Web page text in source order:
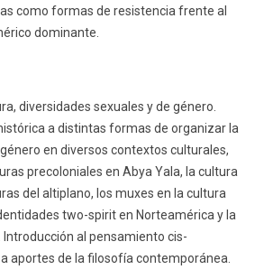
como formas de resistencia frente al
dominante.
diversidades sexuales y de género.
a distintas formas de organizar la
en diversos contextos culturales,
precoloniales en Abya Yala, la cultura
del altiplano, los muxes en la cultura
two-spirit en Norteamérica y la
Introducción al pensamiento cis-
aportes de la filosofía contemporánea.